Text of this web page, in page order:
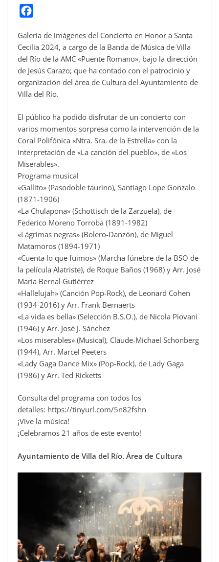
c
e
o
o
Galería de imágenes del Concierto en Honor a Santa
Cecilia 2024, a cargo de la Banda de Música de Villa
del Río de la AMC «Puente Romano», bajo la dirección
de Jesús Carazo; que ha contado con el patrocinio y
organización del área de Cultura del Ayuntamiento de
Villa del Río.
El público ha podido disfrutar de un concierto con
varios momentos sorpresa como la intervención de la
Coral Polifónica «Ntra. Sra. de la Estrella» con la
interpretación de «La canción del pueblo», de «Los
Miserables».
Programa musical
«Gallito» (Pasodoble taurino), Santiago Lope Gonzalo
(1871-1906)
«La Chulapona» (Schottisch de la Zarzuela), de
Federico Moreno Torroba (1891-1982)
«Lágrimas negras» (Bolero-Danzón), de Miguel
Matamoros (1894-1971)
«Cuenta lo que fuimos» (Marcha fúnebre de la BSO de
la película Alatriste), de Roque Baños (1968) y Arr. José
María Bernal Gutiérrez
«Hallelujah» (Canción Pop-Rock), de Leonard Cohen
(1934-2016) y Arr. Frank Bernaerts
«La vida es bella» (Selección B.S.O.), de Nicola Piovani
(1946) y Arr. José J. Sánchez
«Los miserables» (Musical), Claude-Michael Schonberg
(1944), Arr. Marcel Peeters
«Lady Gaga Dance Mix» (Pop-Rock), de Lady Gaga
(1986) y Arr. Ted Ricketts
Consulta del programa con todos los
detalles: https://tinyurl.com/5n82fshn
¡Vive la música!
¡Celebramos 21 años de este evento!
Ayuntamiento de Villa del Río. Área de Cultura